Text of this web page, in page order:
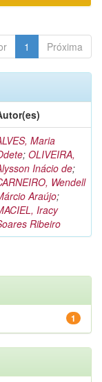
1 Próxima
Maria
; OLIVEIRA,
Inácio de;
Wendell
Araújo;
Iracy
Ribeiro
1